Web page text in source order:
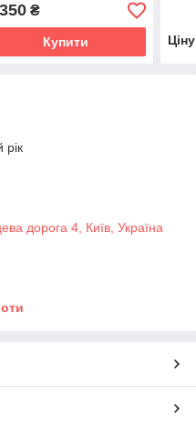
₴
Купити
рік
дорога 4, Київ, Україна